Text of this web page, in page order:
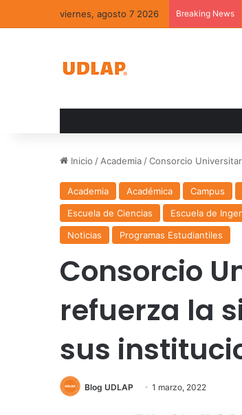
viernes, agosto 7 2026 Breaking News
Inicio / Academia /Consorcio
Academia Académica Campus
Escuela de Ciencias
Escuela de
Noticias
Programas Estudiantiles
Consorcio
refuerza la
sus
Blog UDLAP 1 marzo, 2022